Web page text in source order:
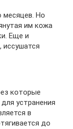
месяцев. Но
им кожа
Еще и
иссушатся
которые
устранения
в
до